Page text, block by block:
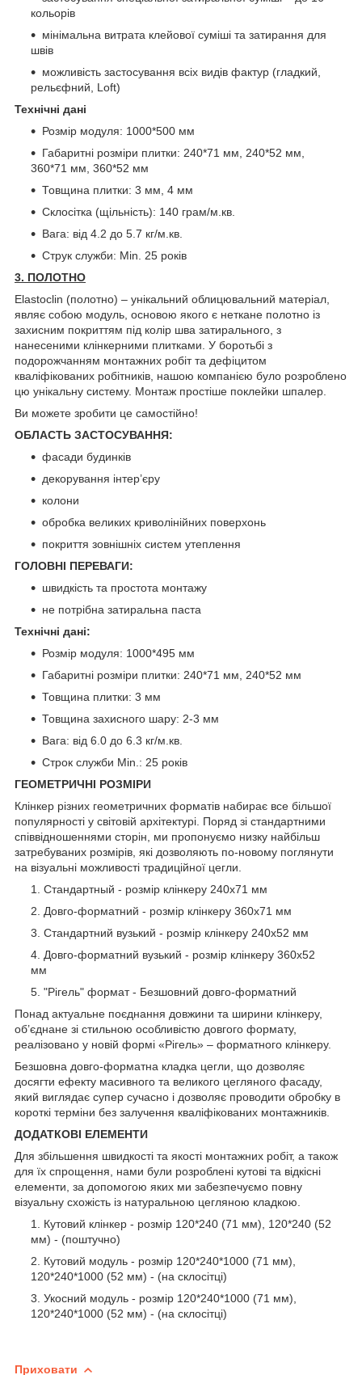
кольорів
мінімальна витрата клейової суміші та затирання для
швів
можливість застосування всіх видів фактур (гладкий,
рельєфний, Loft)
Технічні дані
Розмір модуля: 1000*500 мм
Габаритні розміри плитки: 240*71 мм, 240*52 мм,
360*71 мм, 360*52 мм
Товщина плитки: 3 мм, 4 мм
Склосітка (щільність): 140 грам/м.кв.
Вага: від 4.2 до 5.7 кг/м.кв.
Струк служби: Min. 25 років
3. ПОЛОТНО
Elastoclin (полотно) – унікальний облицювальний матеріал,
являє собою модуль, основою якого є неткане полотно із
захисним покриттям під колір шва затирального, з
нанесеними клінкерними плитками. У боротьбі з
подорожчанням монтажних робіт та дефіцитом
кваліфікованих робітників, нашою компанією було розроблено
цю унікальну систему. Монтаж простіше поклейки шпалер.
Ви можете зробити це самостійно!
ОБЛАСТЬ ЗАСТОСУВАННЯ:
фасади будинків
декорування інтер’єру
колони
обробка великих криволінійних поверхонь
покриття зовнішніх систем утеплення
ГОЛОВНІ ПЕРЕВАГИ:
швидкість та простота монтажу
не потрібна затиральна паста
Технічні дані:
Розмір модуля: 1000*495 мм
Габаритні розміри плитки: 240*71 мм, 240*52 мм
Товщина плитки: 3 мм
Товщина захисного шару: 2-3 мм
Вага: від 6.0 до 6.3 кг/м.кв.
Строк служби Min.: 25 років
ГЕОМЕТРИЧНІ РОЗМІРИ
Клінкер різних геометричних форматів набирає все більшої
популярності у світовій архітектурі. Поряд зі стандартними
співвідношеннями сторін, ми пропонуємо низку найбільш
затребуваних розмірів, які дозволяють по-новому поглянути
на візуальні можливості традиційної цегли.
Стандартный - розмір клінкеру 240х71 мм
Довго-форматний - розмір клінкеру 360х71 мм
Стандартний вузький - розмір клінкеру 240х52 мм
Довго-форматний вузький - розмір клінкеру 360х52
мм
"Рігель" формат - Безшовний довго-форматний
Понад актуальне поєднання довжини та ширини клінкеру,
об’єднане зі стильною особливістю довгого формату,
реалізовано у новій формі «Рігель» – форматного клінкеру.
Безшовна довго-форматна кладка цегли, що дозволяє
досягти ефекту масивного та великого цегляного фасаду,
який виглядає супер сучасно і дозволяє проводити обробку в
короткі терміни без залучення кваліфікованих монтажників.
ДОДАТКОВІ ЕЛЕМЕНТИ
Для збільшення швидкості та якості монтажних робіт, а також
для їх спрощення, нами були розроблені кутові та відкісні
елементи, за допомогою яких ми забезпечуємо повну
візуальну схожість із натуральною цегляною кладкою.
Кутовий клінкер - розмір 120*240 (71 мм), 120*240 (52
мм) - (поштучно)
Кутовий модуль - розмір 120*240*1000 (71 мм),
120*240*1000 (52 мм) - (на склосітці)
Укосний модуль - розмір 120*240*1000 (71 мм),
120*240*1000 (52 мм) - (на склосітці)
Приховати